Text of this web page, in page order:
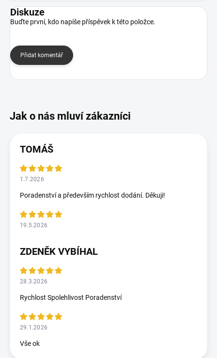
Diskuze
Buďte první, kdo napíše příspěvek k této položce.
Přidat komentář
TOMÁŠ
1.7.2026
Poradenství a především rychlost dodání. Děkuji!
19.5.2026
ZDENĚK VYBÍHAL
28.3.2026
Rychlost Spolehlivost Poradenství
29.1.2026
Vše ok